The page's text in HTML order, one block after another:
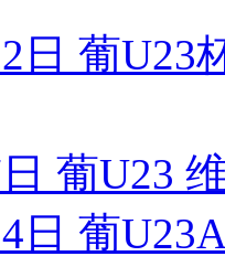
日 葡U23
葡U23
日 葡